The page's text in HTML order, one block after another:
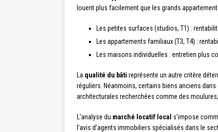
louent plus facilement que les grands
Les petites surfaces (studios, T1) :
Les appartements familiaux (T3, T4) :
Les maisons individuelles : entretien plus
La qualité du bâti représente un autre critère
réguliers. Néanmoins, certains biens anciens
architecturales recherchées comme des
L’analyse du marché locatif local s’impose
l’avis d’agents immobiliers spécialisés dans le